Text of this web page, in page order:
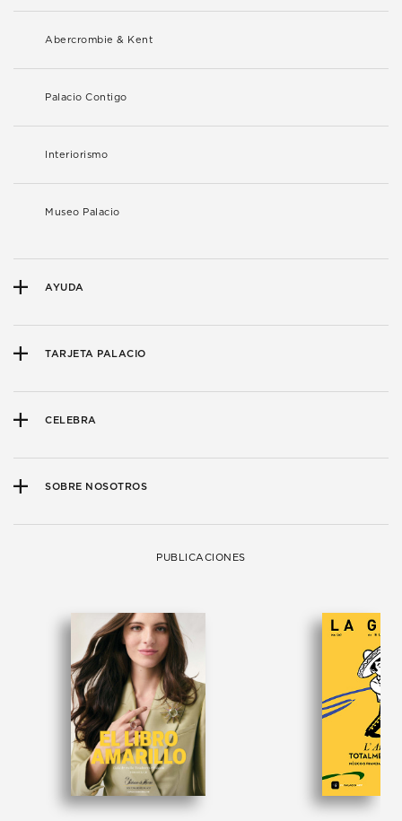
Abercrombie & Kent
Palacio Contigo
Interiorismo
Museo Palacio
AYUDA
TARJETA PALACIO
CELEBRA
SOBRE NOSOTROS
PUBLICACIONES